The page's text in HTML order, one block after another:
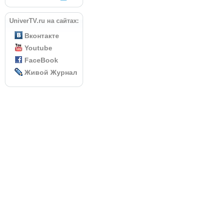
UniverTV.ru на сайтах:
Вконтакте
Youtube
FaceBook
Живой Журнал